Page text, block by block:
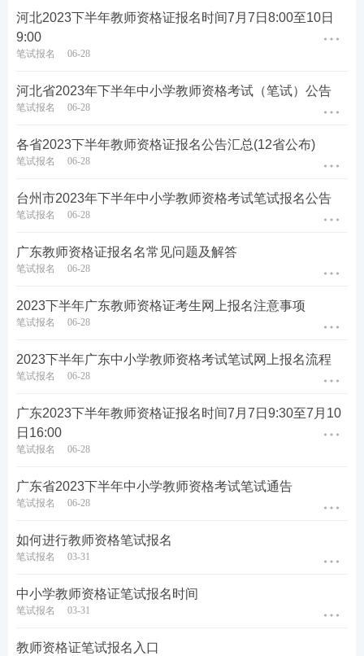
效。
(二)报名须知
1.考生均须通过中小学教师资格考试官网进行网上报
名。
2.本次报名江苏省全部实行网上审核。审核结果以报
名系统反馈为准。为更好地服务考生，具体审核意见
还将以电子邮件的形式通知考生，请留意报名时所留
电子邮箱。报名人数较多时，审核状态可能会一直显
3.考生本人对报考信息真实性、准确性、有效性负
责。如因不符合报考条件、填写信息错误等原因造成
面试、认定等后续环节不能完成，后果由考生承担。
不能更改。
4.所有考生(含在我省学习、工作和生活的港澳台居民)
报名的考区应选择以下三项之一：
(2)居住证所在设区市考区(报名时须持有在有效期内
(3)学籍所在设区市考区(仅限普通高等学校全日制在
读学生)。
要求见附件1。
河北2023下半年教师资格证报名时间7月7日8:00至10日
9:00
笔试报名 06-28
河北省2023年下半年中小学教师资格考试（笔试）公告
笔试报名 06-28
各省2023下半年教师资格证报名公告汇总(12省公布)
笔试报名 06-28
台州市2023年下半年中小学教师资格考试笔试报名公告
笔试报名 06-28
广东教师资格证报名名常见问题及解答
笔试报名 06-28
2023下半年广东教师资格证考生网上报名注意事项
笔试报名 06-28
2023下半年广东中小学教师资格考试笔试网上报名流程
笔试报名 06-28
广东2023下半年教师资格证报名时间7月7日9:30至7月10
日16:00
笔试报名 06-28
广东省2023下半年中小学教师资格考试笔试通告
笔试报名 06-28
如何进行教师资格笔试报名
笔试报名 03-31
中小学教师资格证笔试报名时间
笔试报名 03-31
教师资格证笔试报名入口